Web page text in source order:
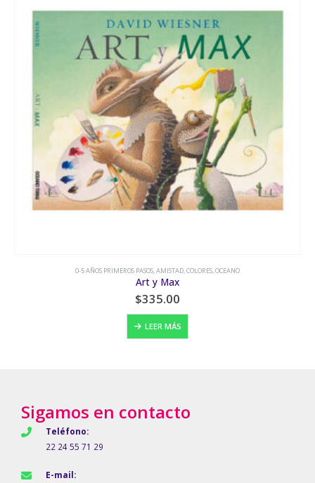
0-5 AÑOS PRIMEROS PASOS,AMISTAD,COLORES,OCEANO
Art y Max
$335.00
LEER MÁS
Sigamos en contacto
Teléfono:
22 24 55 71 29
E-mail: